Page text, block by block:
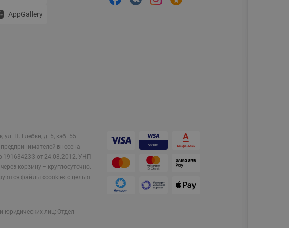
AppGallery
ул. П. Глебки, д. 5, каб. 55
внесена
191634233 от 24.08.2012. УНП
корзину – круглосуточно.
файлы «cookie» с целью
юридических лиц: Отдел